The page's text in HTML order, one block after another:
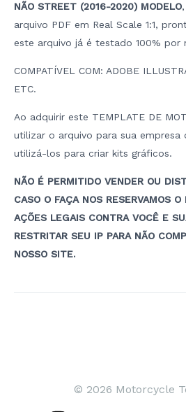
NÃO STREET (2016-2020) MODELO
arquivo PDF em Real Scale 1:1,
este arquivo já é testado 100% por
COMPATÍVEL COM: ADOBE
ETC.
Ao adquirir este TEMPLATE DE
utilizar o arquivo para sua empresa
utilizá-los para criar kits gráficos.
NÃO É PERMITIDO VENDER OU
CASO O FAÇA NOS RESERVAMOS
AÇÕES LEGAIS CONTRA VOCÊ E
RESTRITAR SEU IP PARA NÃO
NOSSO SITE.
© 2026 Motorcycle